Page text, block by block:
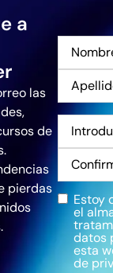
a
las
de
pierdas
Nombre
Correo
Estoy
el
datos
esta
de